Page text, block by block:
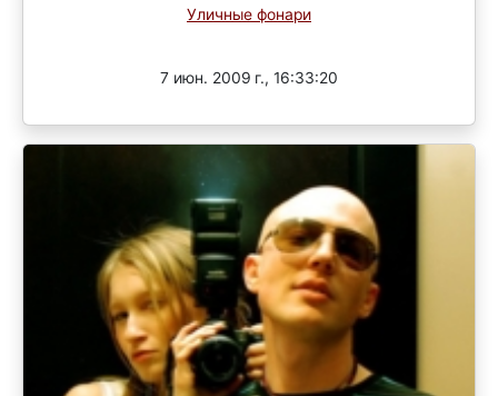
Уличные фонари
7 июн. 2009 г., 16:33:20